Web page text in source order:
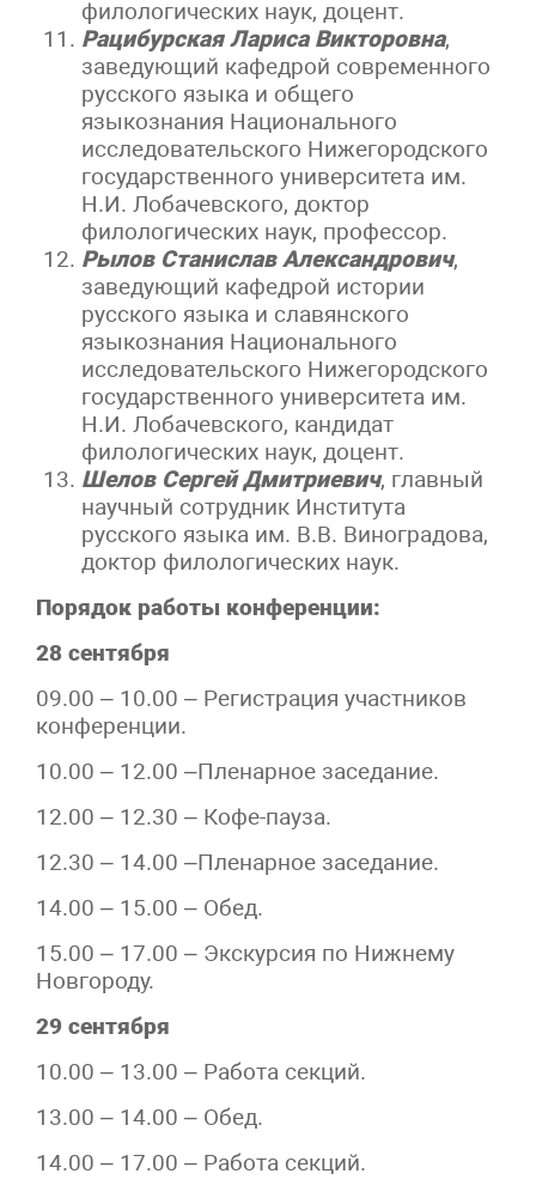
филологических наук, доцент.
Рацибурская Лариса Викторовна,
заведующий кафедрой современного
русского языка и общего
языкознания Национального
исследовательского Нижегородского
государственного университета им.
Н.И. Лобачевского, доктор
филологических наук, профессор.
Рылов Станислав Александрович,
заведующий кафедрой истории
русского языка и славянского
языкознания Национального
исследовательского Нижегородского
государственного университета им.
Н.И. Лобачевского, кандидат
филологических наук, доцент.
Шелов Сергей Дмитриевич, главный
научный сотрудник Института
русского языка им. В.В. Виноградова,
доктор филологических наук.
Порядок работы конференции:
28 сентября
09.00 – 10.00 – Регистрация участников
конференции.
10.00 – 12.00 –Пленарное заседание.
12.00 – 12.30 – Кофе-пауза.
12.30 – 14.00 –Пленарное заседание.
14.00 – 15.00 – Обед.
15.00 – 17.00 – Экскурсия по Нижнему
Новгороду.
29 сентября
10.00 – 13.00 – Работа секций.
13.00 – 14.00 – Обед.
14.00 – 17.00 – Работа секций.